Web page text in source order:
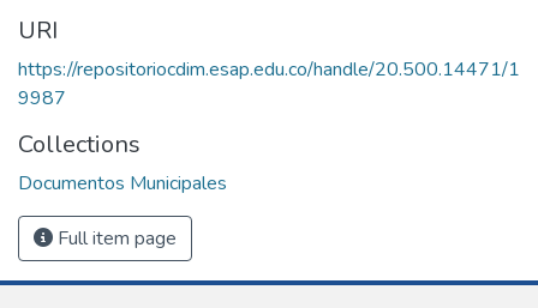
URI
https://repositoriocdim.esap.edu.co/handle/20.500.14471/1
9987
Collections
Documentos Municipales
Full item page